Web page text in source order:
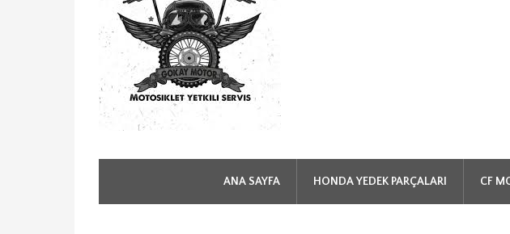
ANA SAYFA HONDA YEDEK PARÇALARI CF